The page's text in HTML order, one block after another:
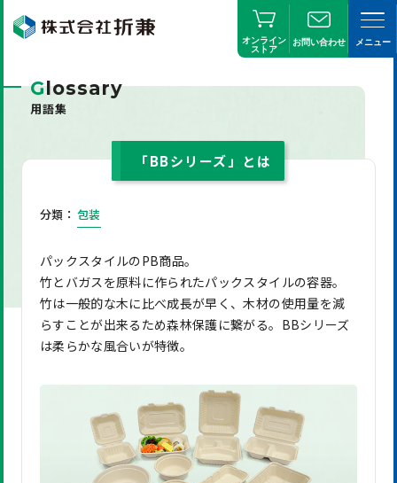
オンライン
ストア
お問い合わせ メニュー
Glossary
用語集
「BBシリーズ」とは
分類： 包装
パックスタイルのPB商品。
竹とバガスを原料に作られたパックスタイルの容器。
竹は一般的な木に比べ成長が早く、木材の使用量を減
らすことが出来るため森林保護に繋がる。BBシリーズ
は柔らかな風合いが特徴。